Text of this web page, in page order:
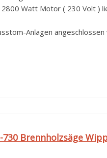
Watt Motor ( 230 Volt )
Anlagen
730 Brennholzsäge